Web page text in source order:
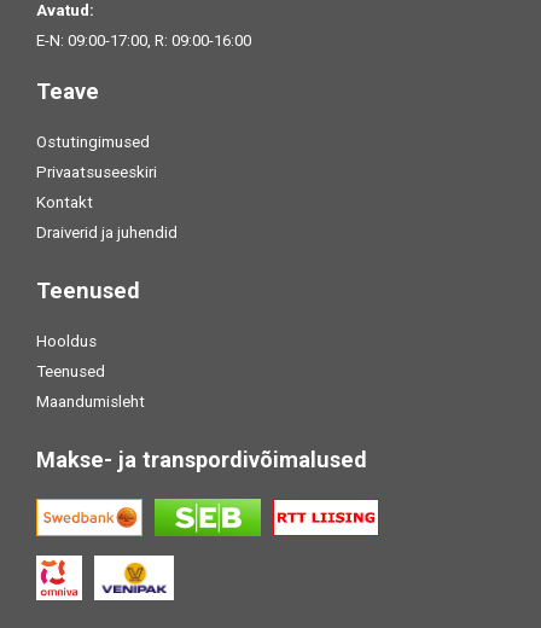
Avatud:
E-N: 09:00-17:00, R: 09:00-16:00
Teave
Ostutingimused
Privaatsuseeskiri
Kontakt
Draiverid ja juhendid
Teenused
Hooldus
Teenused
Maandumisleht
Makse- ja transpordivõimalused